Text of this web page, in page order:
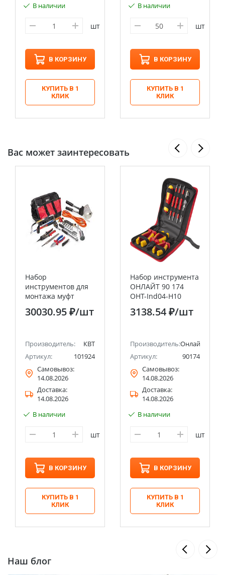
В наличии
шт
В КОРЗИНУ
КУПИТЬ В 1
КЛИК
В наличии
шт
В КОРЗИНУ
КУПИТЬ В 1
КЛИК
Вас может заинтересовать
Набор
инструментов для
монтажа муфт
НИМ-2 «Бумага +
Винил» 10
30030.95 ₽/шт
Производитель:
КВТ
Артикул:
101924
Самовывоз:
14.08.2026
Доставка:
14.08.2026
В наличии
шт
В КОРЗИНУ
КУПИТЬ В 1
КЛИК
Набор инструмента
ОНЛАЙТ 90 174
OHT-Ind04-H10
(диэлектрические,
10 шт)
3138.54 ₽/шт
Производитель:Онлайт
Артикул:
90174
Самовывоз:
14.08.2026
Доставка:
14.08.2026
В наличии
шт
В КОРЗИНУ
КУПИТЬ В 1
КЛИК
Наш блог